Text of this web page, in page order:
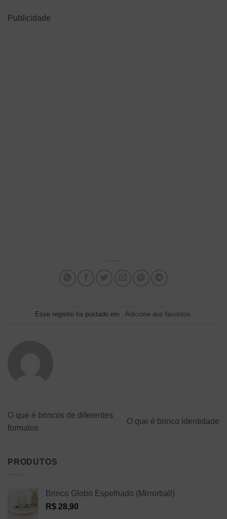
Publicidade
Esse registro foi postado em . Adicione aos favoritos
O que é brincos de diferentes
formatos
O que é brinco identidade
PRODUTOS
Brinco Globo Espelhado (Mirrorball)
R$ 28,90